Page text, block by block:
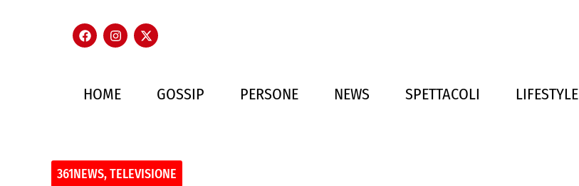
HOME GOSSIP PERSONE NEWS SPETTACOLI LIFESTYLE
361NEWS,TELEVISIONE